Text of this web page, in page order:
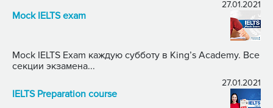
27.01.2021
Mock IELTS exam
Mock IELTS Exam каждую субботу в King’s Academy. Все
секции экзамена...
27.01.2021
IELTS Preparation course